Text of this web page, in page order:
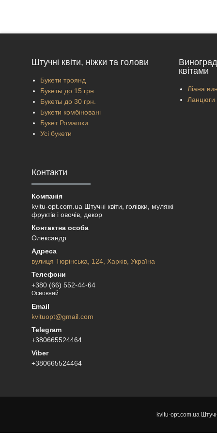
Штучні квіти, ніжки та голови
Букети троянд
Букеты до 15 грн.
Букеты до 30 грн.
Букети комбіновані
Букет Ромашки
Усі букети
квітами
Ліана
Ланцюги
Контакти
kvitu-opt.com.ua Штучні квіти, голівки, муляжі
фруктів і овочів, декор
Олександр
вулиця Тюрінська, 124, Харків, Україна
+380 (66) 552-44-64
Основний
kvituopt@gmail.com
+380665524464
+380665524464